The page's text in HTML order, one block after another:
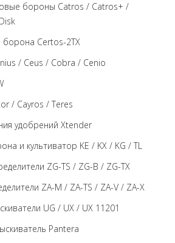
бороны Catros / Catros+ /
борона Certos-2TX
/ Ceus / Cobra / Cenio
/ Cayros / Teres
удобрений Xtender
и культиватор KE / KX / KG / TL
ZG-TS / ZG-B / ZG-TX
ZA-M / ZA-TS / ZA-V / ZA-X
UG / UX / UX 11201
Pantera